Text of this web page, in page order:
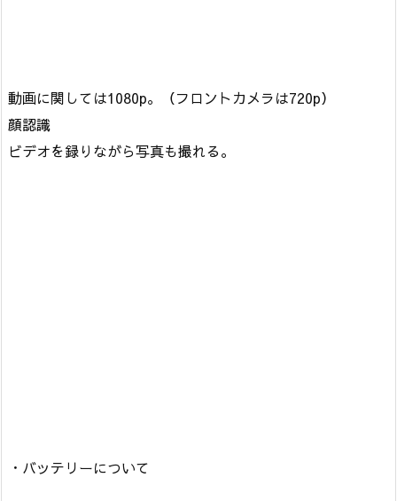
動画に関しては1080p。（フロントカメラは720p）
顔認識
ビデオを録りながら写真も撮れる。
・バッテリーについて